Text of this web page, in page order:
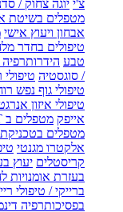
צ'י יוגה צחוק /
מטפלים בשיטת
אבחון ויעוץ אישי
טיפולים בחדר
טבע
/ סוגסטיה
טיפולי גוף נפש
טיפולי איזון
אייפק מטפלים ב EFT שחרור ריגשי
מטפלים בטכניקת LAT - איזון חיים
אלקטרו מגנטי
קריסטלים יעוץ
בעזרת אומנויות
ברייקי / טיפולי
בפסיכותרפיה